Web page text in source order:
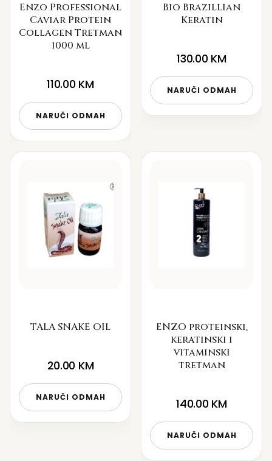
Enzo Professional
Caviar Protein
Collagen Tretman
1000 ml
110.00 KM
NARUČI ODMAH
Bio Brazillian
Keratin
130.00 KM
NARUČI ODMAH
TALA SNAKE OIL
20.00 KM
NARUČI ODMAH
ENZO proteinski,
keratinski i
vitaminski
tretman
140.00 KM
NARUČI ODMAH